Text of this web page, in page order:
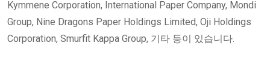
Kymmene Corporation, International Paper Company, Mondi
Group, Nine Dragons Paper Holdings Limited, Oji Holdings
Corporation, Smurfit Kappa Group, 기타 등이 있습니다.